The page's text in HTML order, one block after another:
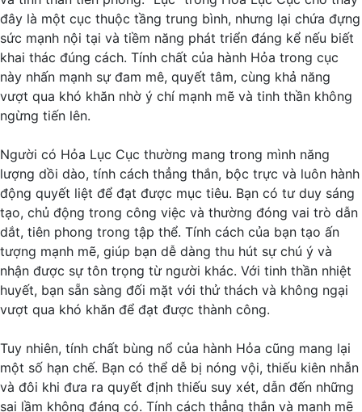
đây là một cục thuộc tầng trung bình, nhưng lại chứa đựng
sức mạnh nội tại và tiềm năng phát triển đáng kể nếu biết
khai thác đúng cách. Tính chất của hành Hỏa trong cục
này nhấn mạnh sự đam mê, quyết tâm, cùng khả năng
vượt qua khó khăn nhờ ý chí mạnh mẽ và tinh thần không
ngừng tiến lên.
Người có Hỏa Lục Cục thường mang trong mình năng
lượng dồi dào, tính cách thẳng thắn, bộc trực và luôn hành
động quyết liệt để đạt được mục tiêu. Bạn có tư duy sáng
tạo, chủ động trong công việc và thường đóng vai trò dẫn
dắt, tiên phong trong tập thể. Tính cách của bạn tạo ấn
tượng mạnh mẽ, giúp bạn dễ dàng thu hút sự chú ý và
nhận được sự tôn trọng từ người khác. Với tinh thần nhiệt
huyết, bạn sẵn sàng đối mặt với thử thách và không ngại
vượt qua khó khăn để đạt được thành công.
Tuy nhiên, tính chất bùng nổ của hành Hỏa cũng mang lại
một số hạn chế. Bạn có thể dễ bị nóng vội, thiếu kiên nhẫn
và đôi khi đưa ra quyết định thiếu suy xét, dẫn đến những
sai lầm không đáng có. Tính cách thẳng thắn và mạnh mẽ